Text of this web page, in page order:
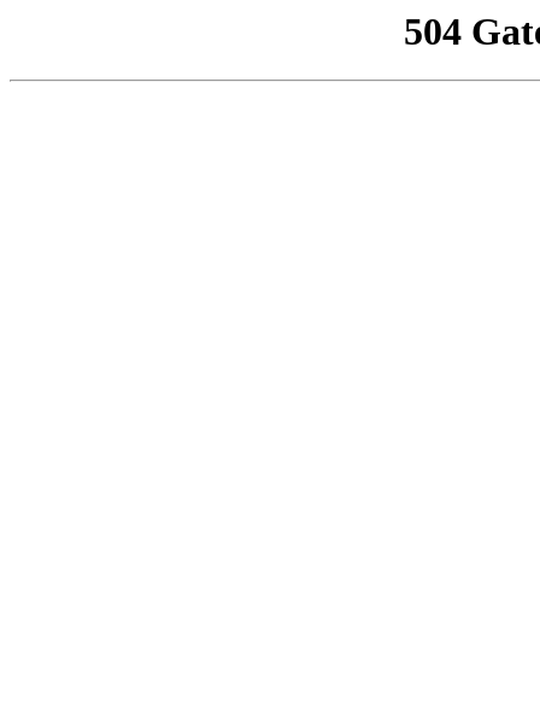
504